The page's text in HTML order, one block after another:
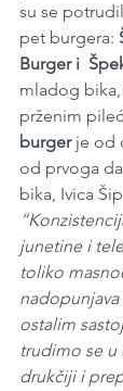
su se
pet burgera:
Burger i
mladog bika,
prženim
burger je od
od prvoga
bika, Ivica
junetine i
toliko
ostalim
trudimo se
drukčiji i